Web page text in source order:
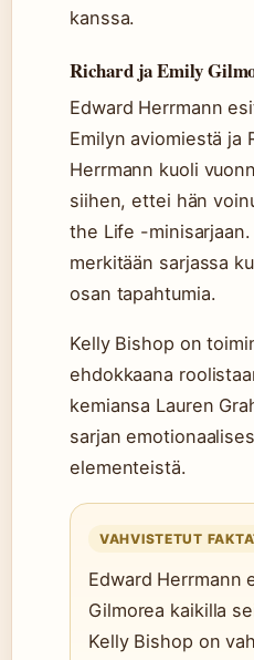
kanssa.
Richard ja Emily
Edward Herrmann
Emilyn aviomiestä ja
Herrmann kuoli
siihen, ettei hän
the Life -minisarjaan.
merkitään sarjassa
osan tapahtumia.
Kelly Bishop on
ehdokkaana
kemiansa Lauren
sarjan
elementeistä.
VAHVISTETUT
Edward Herrmann
Gilmorea kaikilla
Kelly Bishop on